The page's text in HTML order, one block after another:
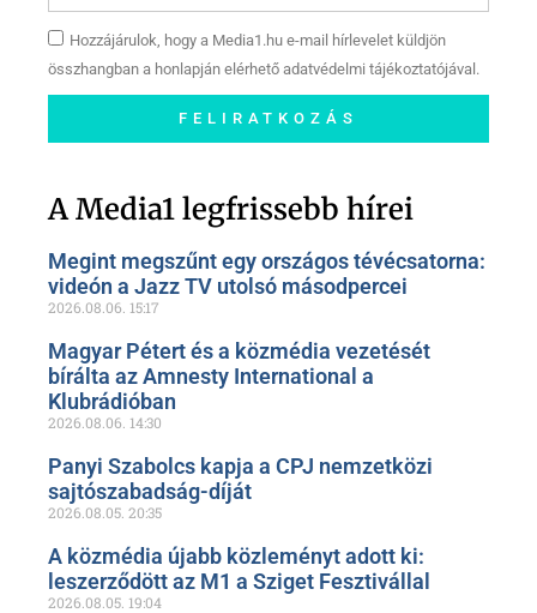
Hozzájárulok, hogy a Media1.hu e-mail hírlevelet küldjön
összhangban a honlapján elérhető adatvédelmi tájékoztatójával.
FELIRATKOZÁS
oldalunkon!
A Media1 legfrissebb hírei
Megint megszűnt egy országos tévécsatorna:
videón a Jazz TV utolsó másodpercei
2026.08.06. 15:17
Magyar Pétert és a közmédia vezetését
bírálta az Amnesty International a
Klubrádióban
2026.08.06. 14:30
Panyi Szabolcs kapja a CPJ nemzetközi
sajtószabadság-díját
2026.08.05. 20:35
A közmédia újabb közleményt adott ki:
leszerződött az M1 a Sziget Fesztivállal
2026.08.05. 19:04